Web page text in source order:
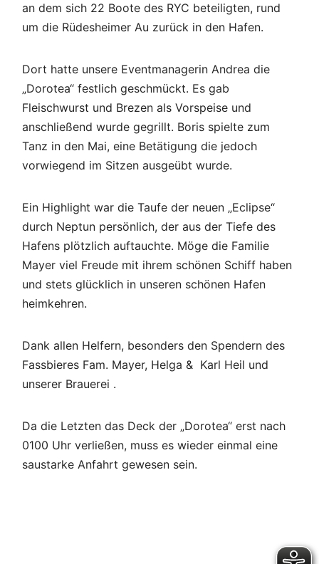
an dem sich 22 Boote des RYC beteiligten, rund
um die Rüdesheimer Au zurück in den Hafen.
Dort hatte unsere Eventmanagerin Andrea die
„Dorotea“ festlich geschmückt. Es gab
Fleischwurst und Brezen als Vorspeise und
anschließend wurde gegrillt. Boris spielte zum
Tanz in den Mai, eine Betätigung die jedoch
vorwiegend im Sitzen ausgeübt wurde.
Ein Highlight war die Taufe der neuen „Eclipse“
durch Neptun persönlich, der aus der Tiefe des
Hafens plötzlich auftauchte. Möge die Familie
Mayer viel Freude mit ihrem schönen Schiff haben
und stets glücklich in unseren schönen Hafen
heimkehren.
Dank allen Helfern, besonders den Spendern des
Fassbieres Fam. Mayer, Helga & Karl Heil und
unserer Brauerei .
Da die Letzten das Deck der „Dorotea“ erst nach
0100 Uhr verließen, muss es wieder einmal eine
saustarke Anfahrt gewesen sein.